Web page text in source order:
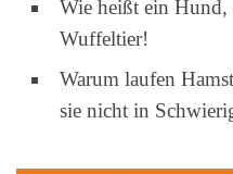
Wie heißt ein Hund,
Wuffeltier!
Warum laufen
sie nicht in